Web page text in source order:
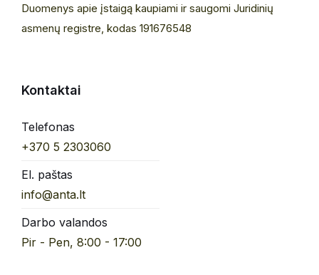
Duomenys apie įstaigą kaupiami ir saugomi Juridinių
asmenų registre, kodas 191676548
Kontaktai
Telefonas
+370 5 2303060
El. paštas
info@anta.lt
Darbo valandos
Pir - Pen, 8:00 - 17:00